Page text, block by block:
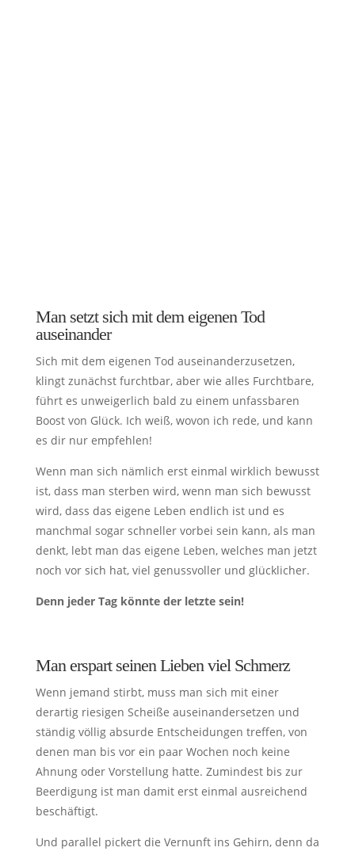
Man setzt sich mit dem eigenen Tod
auseinander
Sich mit dem eigenen Tod auseinanderzusetzen,
klingt zunächst furchtbar, aber wie alles Furchtbare,
führt es unweigerlich bald zu einem unfassbaren
Boost von Glück. Ich weiß, wovon ich rede, und kann
es dir nur empfehlen!
Wenn man sich nämlich erst einmal wirklich bewusst
ist, dass man sterben wird, wenn man sich bewusst
wird, dass das eigene Leben endlich ist und es
manchmal sogar schneller vorbei sein kann, als man
denkt, lebt man das eigene Leben, welches man jetzt
noch vor sich hat, viel genussvoller und glücklicher.
Denn jeder Tag könnte der letzte sein!
Man erspart seinen Lieben viel Schmerz
Wenn jemand stirbt, muss man sich mit einer
derartig riesigen Scheiße auseinandersetzen und
ständig völlig absurde Entscheidungen treffen, von
denen man bis vor ein paar Wochen noch keine
Ahnung oder Vorstellung hatte. Zumindest bis zur
Beerdigung ist man damit erst einmal ausreichend
beschäftigt.
Und parallel pickert die Vernunft ins Gehirn, denn da